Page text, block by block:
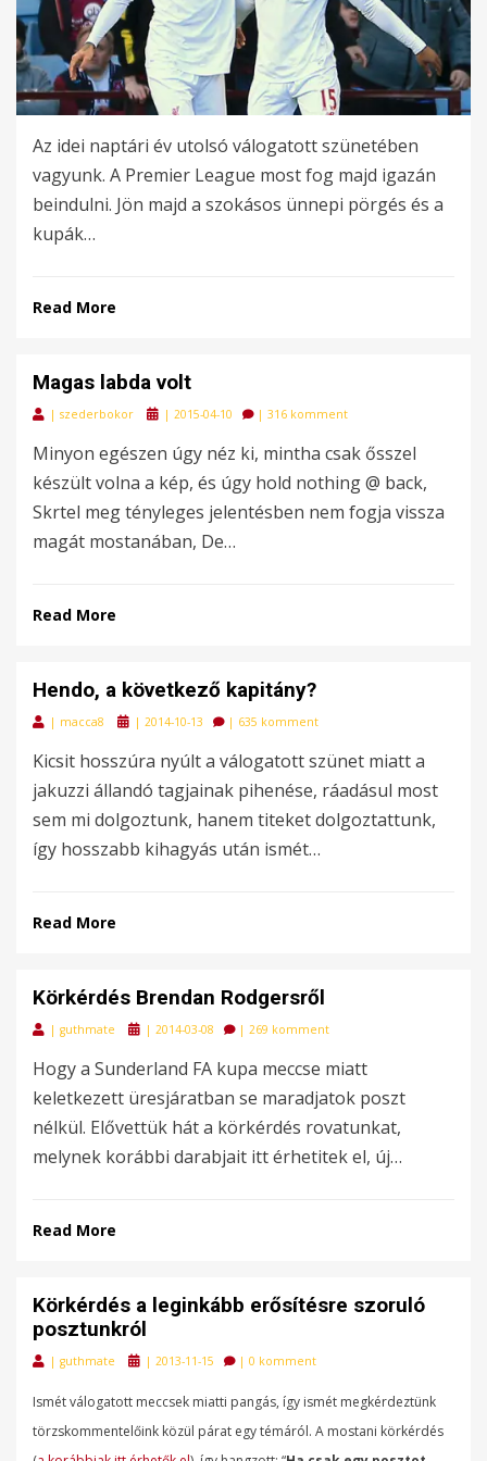
Az idei naptári év utolsó válogatott szünetében
vagyunk. A Premier League most fog majd igazán
beindulni. Jön majd a szokásos ünnepi pörgés és a
kupák…
Read More
Magas labda volt
| szederbokor
Posted
| 2015-04-10 | 316 komment
Minyon egészen úgy néz ki, mintha csak ősszel
készült volna a kép, és úgy hold nothing @ back,
Skrtel meg tényleges jelentésben nem fogja vissza
magát mostanában, De…
Read More
Hendo, a következő kapitány?
| macca8
Posted
| 2014-10-13 | 635 komment
Kicsit hosszúra nyúlt a válogatott szünet miatt a
jakuzzi állandó tagjainak pihenése, ráadásul most
sem mi dolgoztunk, hanem titeket dolgoztattunk,
így hosszabb kihagyás után ismét…
Read More
Körkérdés Brendan Rodgersről
| guthmate
Posted
| 2014-03-08 | 269 komment
Hogy a Sunderland FA kupa meccse miatt
keletkezett üresjáratban se maradjatok poszt
nélkül. Elővettük hát a körkérdés rovatunkat,
melynek korábbi darabjait itt érhetitek el, új…
Read More
Körkérdés a leginkább erősítésre szoruló
posztunkról
| guthmate
Posted
| 2013-11-15 | 0 komment
Ismét válogatott meccsek miatti pangás, így ismét megkérdeztünk
törzskommentelőink közül párat egy témáról. A mostani körkérdés